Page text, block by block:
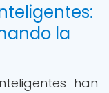
la
han